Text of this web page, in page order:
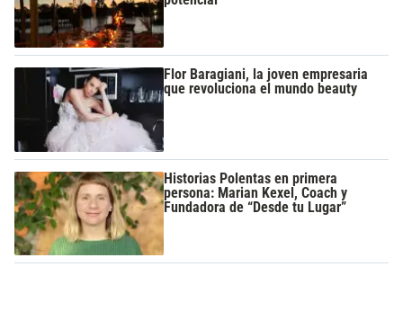
Flor Baragiani, la joven empresaria
que revoluciona el mundo beauty
Historias Polentas en primera
persona: Marian Kexel, Coach y
Fundadora de “Desde tu Lugar”